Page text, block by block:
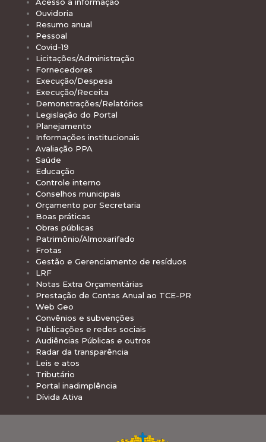
Ouvidoria
Resumo anual
Pessoal
Covid-19
Licitações/Administração
Fornecedores
Execução/Despesa
Execução/Receita
Demonstrações/Relatórios
Legislação do Portal
Planejamento
Informações institucionais
Avaliação PPA
Saúde
Educação
Controle interno
Conselhos municipais
Orçamento por Secretaria
Boas práticas
Obras públicas
Patrimônio/Almoxarifado
Frotas
Gestão e Gerenciamento de resíduos
LRF
Notas Extra Orçamentárias
Prestação de Contas Anual ao TCE-PR
Web Geo
Convênios e subvenções
Publicações e redes sociais
Audiências Públicas e outros
Radar da transparência
Leis e atos
Tributário
Portal inadimplência
Dívida Ativa